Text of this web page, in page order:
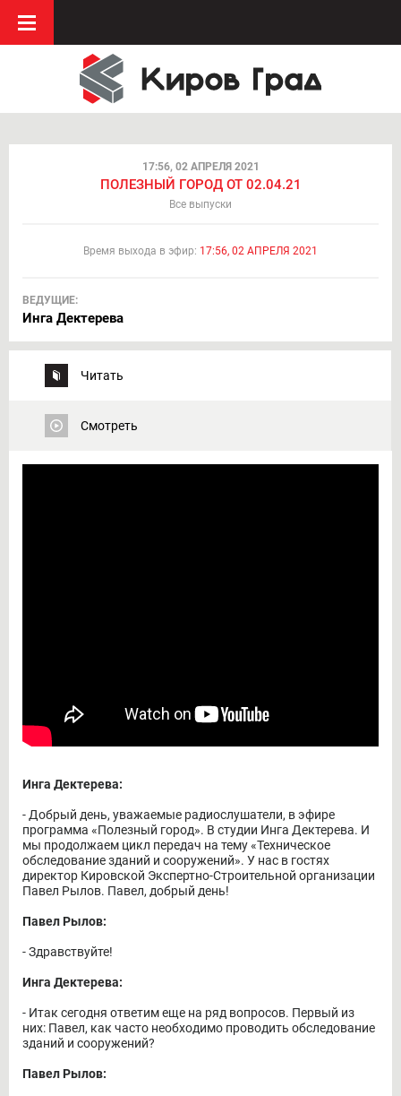
17:56, 02 АПРЕЛЯ 2021
ПОЛЕЗНЫЙ ГОРОД ОТ 02.04.21
Все выпуски
Время выхода в эфир: 17:56, 02 АПРЕЛЯ 2021
ВЕДУЩИЕ:
Инга Дектерева
Читать
Смотреть
Инга Дектерева:
- Добрый день, уважаемые радиослушатели, в эфире
программа «Полезный город». В студии Инга Дектерева. И
мы продолжаем цикл передач на тему «Техническое
обследование зданий и сооружений». У нас в гостях
директор Кировской Экспертно-Строительной организации
Павел Рылов. Павел, добрый день!
Павел Рылов:
- Здравствуйте!
Инга Дектерева:
- Итак сегодня ответим еще на ряд вопросов. Первый из
них: Павел, как часто необходимо проводить обследование
зданий и сооружений?
Павел Рылов: